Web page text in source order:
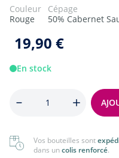
Couleur
Rouge
Cépage
50% Cabernet
19,90 €
En stock
Vos bouteilles sont
dans uncolis renforcé.